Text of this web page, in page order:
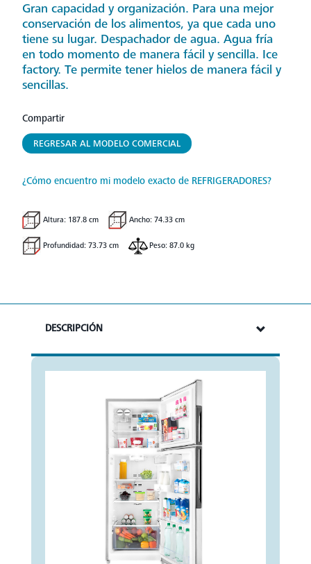
Gran capacidad y organización. Para una mejor
conservación de los alimentos, ya que cada uno
tiene su lugar. Despachador de agua. Agua fría
en todo momento de manera fácil y sencilla. Ice
factory. Te permite tener hielos de manera fácil y
sencillas.
Compartir
REGRESAR AL MODELO COMERCIAL
¿Cómo encuentro mi modelo exacto de REFRIGERADORES?
Altura: 187.8 cm Ancho: 74.33 cm
Profundidad: 73.73 cm Peso: 87.0 kg
DESCRIPCIÓN